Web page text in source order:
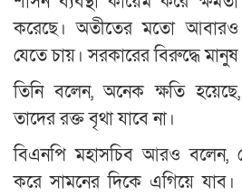
করেছে। অতীতের মতো আবারও
যেতে চায়। সরকারের বিরুদ্ধে
তিনি বলেন, অনেক ক্ষতি
তাদের রক্ত বৃথা যাবে না।
বিএনপি মহাসচিব আরও বলেন,
করে সামনের দিকে এগিয়ে